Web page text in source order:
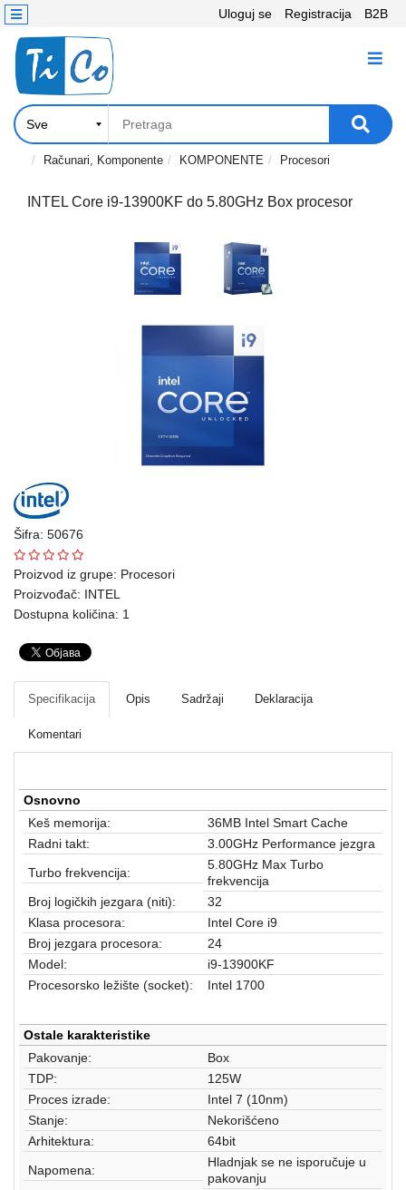
Uloguj se Registracija B2B
KATEGORIJE
Računari,
Komponente
Laptop
tablet
tehnika
Telefoni
oprema
Mrežna
Fotoaparati
kamere
Kućni
aparati
Software
kategorije
Kontakt
Računari, Komponente KOMPONENTE Procesori
INTEL Core i9-13900KF do 5.80GHz Box procesor
Šifra: 50676
Proizvod iz grupe: Procesori
Proizvođač: INTEL
Dostupna količina: 1
Specifikacija Opis Sadržaji Deklaracija
Komentari
Osnovno
Keš memorija:
36MB Intel Smart Cache
Radni takt:
3.00GHz Performance jezgra
Turbo frekvencija:
5.80GHz Max Turbo
frekvencija
Broj logičkih jezgara (niti):
32
Klasa procesora:
Intel Core i9
Broj jezgara procesora:
24
Model:
i9-13900KF
Procesorsko ležište (socket):
Intel 1700
Ostale karakteristike
Pakovanje:
Box
TDP:
125W
Proces izrade:
Intel 7 (10nm)
Stanje:
Nekorišćeno
Arhitektura:
64bit
Napomena:
Hladnjak se ne isporučuje u
pakovanju